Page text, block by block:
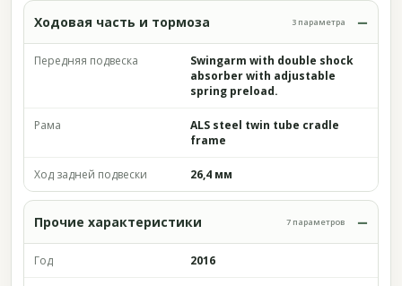
Ходовая часть и тормоза 3 параметра
Передняя подвеска
Swingarm with double shock
absorber with adjustable
spring preload.
Рама
ALS steel twin tube cradle
frame
Ход задней подвески 26,4 мм
Прочие характеристики 7 параметров
Год 2016